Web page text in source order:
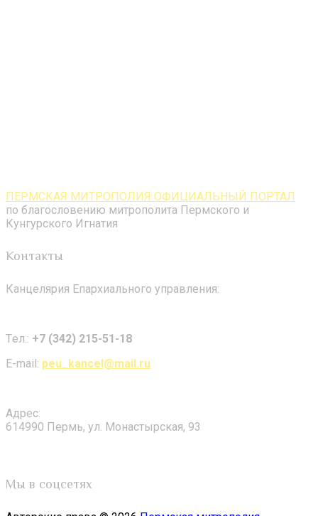
ПЕРМСКАЯ МИТРОПОЛИЯ ОФИЦИАЛЬНЫЙ ПОРТАЛ
по благословению митрополита Пермского и
Кунгурского Игнатия
Контакты
Канцелярия Епархиального управления:
Tел.: +7 (342) 215-51-18
E-mail: peu_kancel@mail.ru
Адрес:
614990 Пермь, ул. Монастырская, 93
Мы в соцсетях